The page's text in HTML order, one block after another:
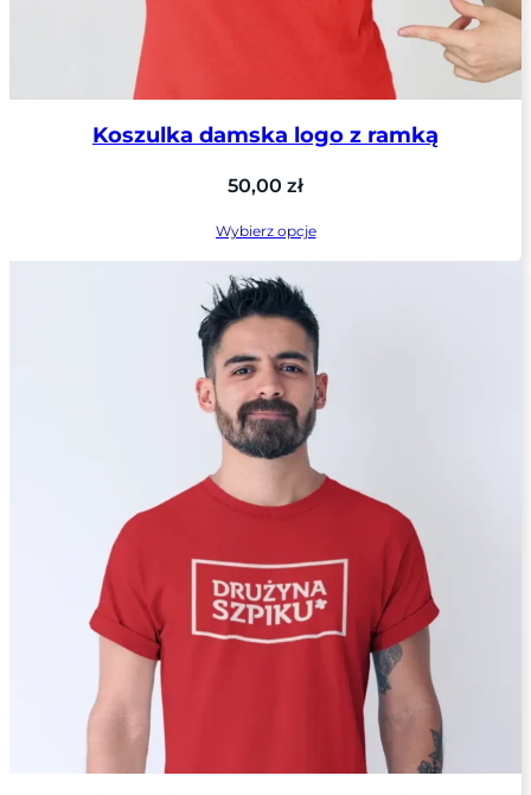
Koszulka damska logo z ramką
50,00 zł
Wybierz opcje